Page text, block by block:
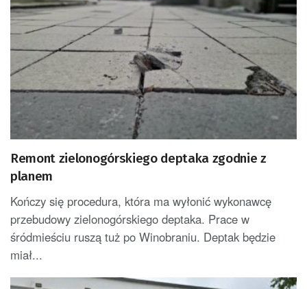
Remont zielonogórskiego deptaka zgodnie z
planem
Kończy się procedura, która ma wyłonić wykonawcę
przebudowy zielonogórskiego deptaka. Prace w
śródmieściu ruszą tuż po Winobraniu. Deptak będzie
miał...